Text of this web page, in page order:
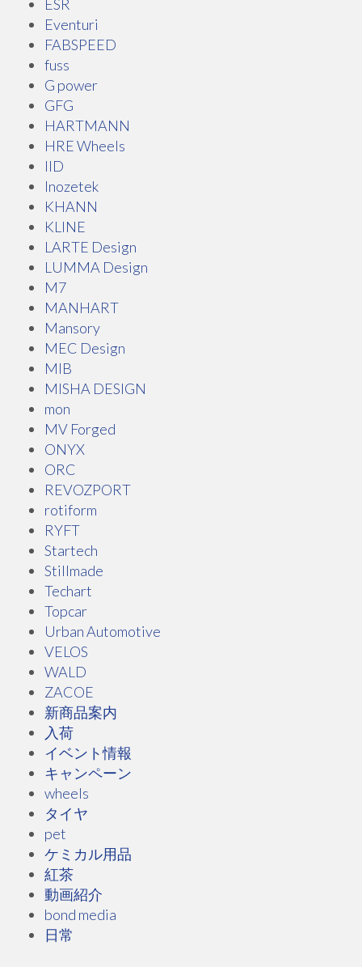
ESR
Eventuri
FABSPEED
fuss
G power
GFG
HARTMANN
HRE Wheels
IID
Inozetek
KHANN
KLINE
LARTE Design
LUMMA Design
M7
MANHART
Mansory
MEC Design
MIB
MISHA DESIGN
mon
MV Forged
ONYX
ORC
REVOZPORT
rotiform
RYFT
Startech
Stillmade
Techart
Topcar
Urban Automotive
VELOS
WALD
ZACOE
新商品案内
入荷
イベント情報
キャンペーン
wheels
タイヤ
pet
ケミカル用品
紅茶
動画紹介
bond media
日常